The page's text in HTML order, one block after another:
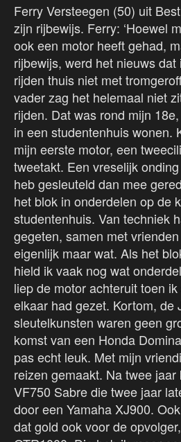
Ferry Versteegen (50) uit
zijn rijbewijs. Ferry: ‘Hoewel
ook een motor heeft gehad,
rijbewijs, werd het nieuws
rijden thuis niet met
vader zag het helemaal niet
rijden. Dat was rond mijn
in een studentenhuis wonen.
mijn eerste motor, een
tweetakt. Een vreselijk
heb gesleuteld dan mee
het blok in onderdelen op de
studentenhuis. Van techniek
gegeten, samen met
eigenlijk maar wat. Als het
hield ik vaak nog wat
liep de motor achteruit toen
elkaar had gezet. Kortom, de
sleutelkunsten waren geen
komst van een Honda
pas echt leuk. Met mijn
reizen gemaakt. Na twee
VF750 Sabre die twee jaar
door een Yamaha XJ900.
dat gold ook voor de